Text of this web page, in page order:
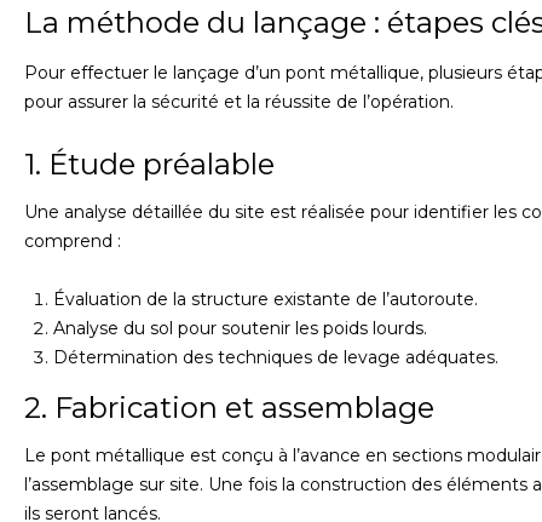
La méthode du lançage : étapes
Pour effectuer le lançage d’un pont métallique, plusieurs
pour assurer la sécurité et la réussite de l’opération.
1. Étude préalable
Une analyse détaillée du site est réalisée pour identifier les
comprend :
Évaluation de la structure existante de l’autoroute.
Analyse du sol pour soutenir les poids lourds.
Détermination des techniques de levage adéquates.
2. Fabrication et assemblage
Le pont métallique est conçu à l’avance en sections
l’assemblage sur site. Une fois la construction des éléments
ils seront lancés.